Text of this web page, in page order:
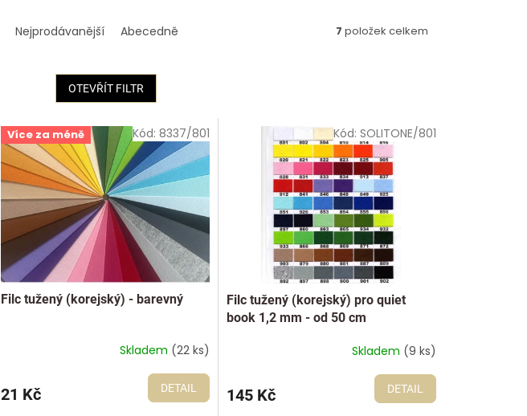
Nejprodávanější Abecedně 7 položek celkem
OTEVŘÍT FILTR
Více za méně
Filc tužený (korejský) - barevný
Skladem (22 ks)
21 Kč DETAIL
Kód: 8337/801
Filc tužený (korejský) pro quiet
book 1,2 mm - od 50 cm
Skladem (9 ks)
145 Kč DETAIL
Kód: SOLITONE/801